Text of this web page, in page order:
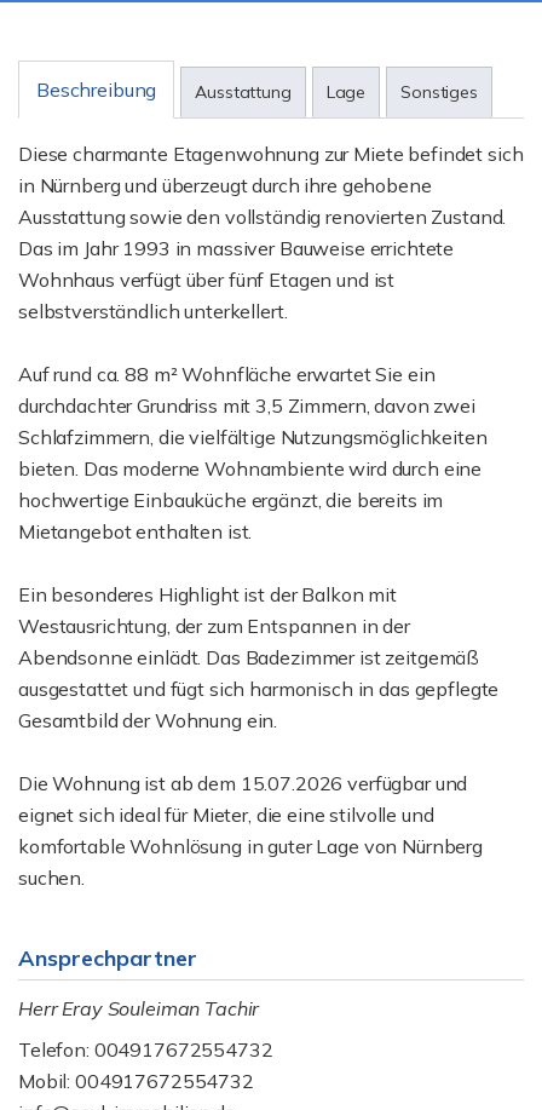
Beschreibung Ausstattung Lage Sonstiges
Diese charmante Etagenwohnung zur Miete befindet sich
in Nürnberg und überzeugt durch ihre gehobene
Ausstattung sowie den vollständig renovierten Zustand.
Das im Jahr 1993 in massiver Bauweise errichtete
Wohnhaus verfügt über fünf Etagen und ist
selbstverständlich unterkellert.
Auf rund ca. 88 m² Wohnfläche erwartet Sie ein
durchdachter Grundriss mit 3,5 Zimmern, davon zwei
Schlafzimmern, die vielfältige Nutzungsmöglichkeiten
bieten. Das moderne Wohnambiente wird durch eine
hochwertige Einbauküche ergänzt, die bereits im
Mietangebot enthalten ist.
Ein besonderes Highlight ist der Balkon mit
Westausrichtung, der zum Entspannen in der
Abendsonne einlädt. Das Badezimmer ist zeitgemäß
ausgestattet und fügt sich harmonisch in das gepflegte
Gesamtbild der Wohnung ein.
Die Wohnung ist ab dem 15.07.2026 verfügbar und
eignet sich ideal für Mieter, die eine stilvolle und
komfortable Wohnlösung in guter Lage von Nürnberg
suchen.
Ansprechpartner
Herr Eray Souleiman Tachir
Telefon: 004917672554732
Mobil: 004917672554732